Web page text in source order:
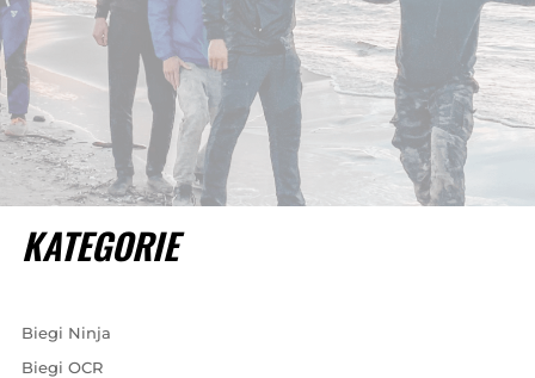
KATEGORIE
Biegi Ninja
Biegi OCR